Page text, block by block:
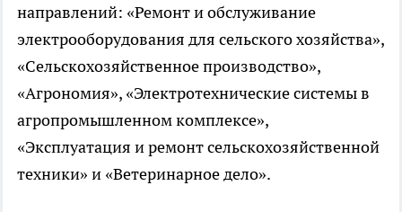
направлений: «Ремонт и обслуживание
электрооборудования для сельского хозяйства»,
«Сельскохозяйственное производство»,
«Агрономия», «Электротехнические системы в
агропромышленном комплексе»,
«Эксплуатация и ремонт сельскохозяйственной
техники» и «Ветеринарное дело».